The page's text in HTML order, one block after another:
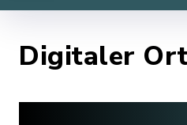
Digitaler